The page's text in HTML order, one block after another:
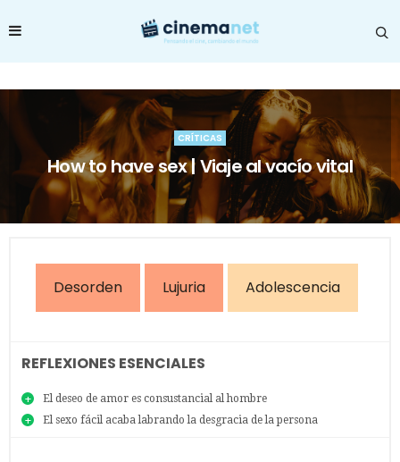
CRÍTICAS
How to have sex | Viaje al vacío vital
Desorden Lujuria Adolescencia
REFLEXIONES ESENCIALES
El deseo de amor es consustancial al hombre
El sexo fácil acaba labrando la desgracia de la persona